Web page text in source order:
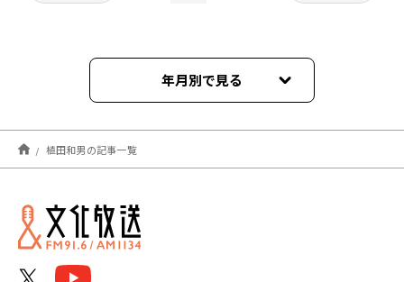
年月別で見る
2024年11月
2023年02月
植田和男の記事一覧